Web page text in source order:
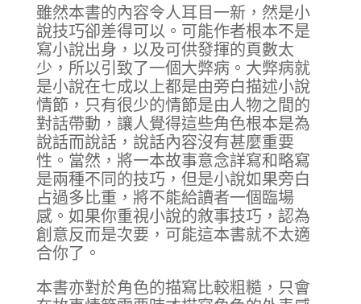
雖然本書的內容令人耳目一新，然是小
說技巧卻差得可以。可能作者根本不是
寫小說出身，以及可供發揮的頁數太
少，所以引致了一個大弊病。大弊病就
是小說在七成以上都是由旁白描述小說
情節，只有很少的情節是由人物之間的
對話帶動，讓人覺得這些角色根本是為
說話而說話，說話內容沒有甚麼重要
性。當然，將一本故事意念詳寫和略寫
是兩種不同的技巧，但是小說如果旁白
占過多比重，將不能給讀者一個臨場
感。如果你重視小說的敘事技巧，認為
創意反而是次要，可能這本書就不太適
合你了。
本書亦對於角色的描寫比較粗糙，只會